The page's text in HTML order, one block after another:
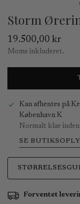
Storm
Normal
pris
19.500,00 kr
Moms inkluderet.
Kan afhentes på
København K
Normalt klar
SE
Forventet